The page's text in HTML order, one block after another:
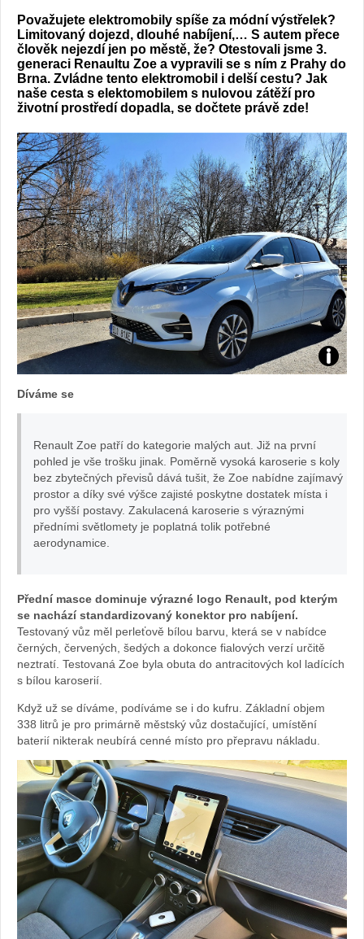
Považujete elektromobily spíše za módní výstřelek?
Limitovaný dojezd, dlouhé nabíjení,… S autem přece
člověk nejezdí jen po městě, že? Otestovali jsme 3.
generaci Renaultu Zoe a vypravili se s ním z Prahy do
Brna. Zvládne tento elektromobil i delší cestu? Jak
naše cesta s elektomobilem s nulovou zátěží pro
životní prostředí dopadla, se dočtete právě zde!
Zdroj:
Renault
Díváme se
Renault Zoe patří do kategorie malých aut. Již na první
pohled je vše trošku jinak. Poměrně vysoká karoserie s koly
bez zbytečných převisů dává tušit, že Zoe nabídne zajímavý
prostor a díky své výšce zajisté poskytne dostatek místa i
pro vyšší postavy. Zakulacená karoserie s výraznými
předními světlomety je poplatná tolik potřebné
aerodynamice.
Přední masce dominuje výrazné logo Renault, pod kterým
se nachází standardizovaný konektor pro nabíjení.
Testovaný vůz měl perleťově bílou barvu, která se v nabídce
černých, červených, šedých a dokonce fialových verzí určitě
neztratí. Testovaná Zoe byla obuta do antracitových kol ladících
s bílou karoserií.
Když už se díváme, podíváme se i do kufru. Základní objem
338 litrů je pro primárně městský vůz dostačující, umístění
baterií nikterak neubírá cenné místo pro přepravu nákladu.